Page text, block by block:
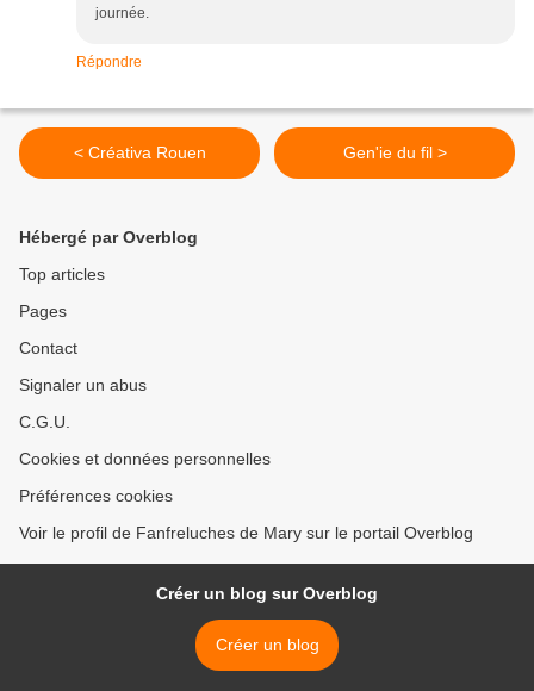
journée.
Répondre
< Créativa Rouen Gen'ie du fil >
Hébergé par Overblog
Top articles
Pages
Contact
Signaler un abus
C.G.U.
Cookies et données personnelles
Préférences cookies
Voir le profil de Fanfreluches de Mary sur le portail Overblog
Créer un blog sur Overblog
Créer un blog